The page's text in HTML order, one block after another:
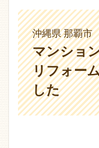
沖縄県 那覇
マンショ
リフォー
した